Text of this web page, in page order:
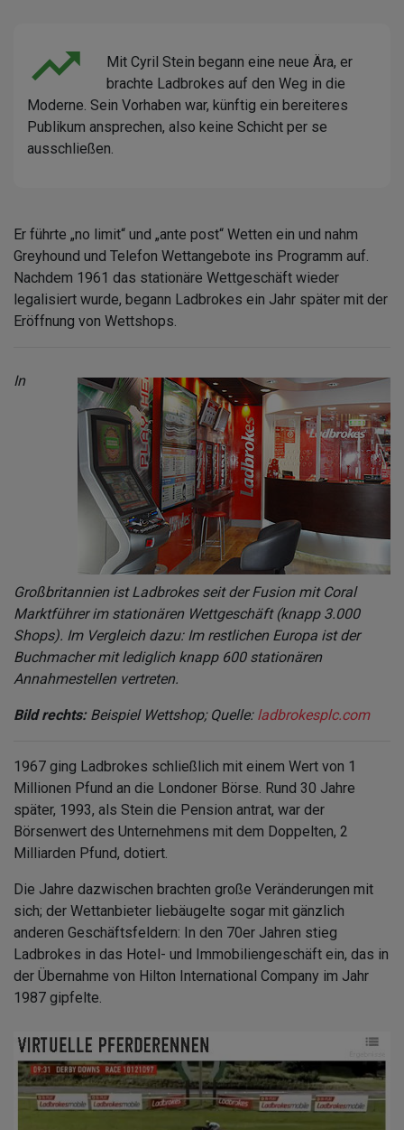
Mit Cyril Stein begann eine neue Ära, er
brachte Ladbrokes auf den Weg in die
Moderne. Sein Vorhaben war, künftig ein bereiteres
Publikum ansprechen, also keine Schicht per se
ausschließen.
Er führte „no limit“ und „ante post“ Wetten ein und nahm
Greyhound und Telefon Wettangebote ins Programm auf.
Nachdem 1961 das stationäre Wettgeschäft wieder
legalisiert wurde, begann Ladbrokes ein Jahr später mit der
Eröffnung von Wettshops.
In
Großbritannien ist Ladbrokes seit der Fusion mit Coral
Marktführer im stationären Wettgeschäft (knapp 3.000
Shops). Im Vergleich dazu: Im restlichen Europa ist der
Buchmacher mit lediglich knapp 600 stationären
Annahmestellen vertreten.
Bild rechts:Beispiel Wettshop; Quelle: ladbrokesplc.com
1967 ging Ladbrokes schließlich mit einem Wert von 1
Millionen Pfund an die Londoner Börse. Rund 30 Jahre
später, 1993, als Stein die Pension antrat, war der
Börsenwert des Unternehmens mit dem Doppelten, 2
Milliarden Pfund, dotiert.
Die Jahre dazwischen brachten große Veränderungen mit
sich; der Wettanbieter liebäugelte sogar mit gänzlich
anderen Geschäftsfeldern: In den 70er Jahren stieg
Ladbrokes in das Hotel- und Immobiliengeschäft ein, das in
der Übernahme von Hilton International Company im Jahr
1987 gipfelte.